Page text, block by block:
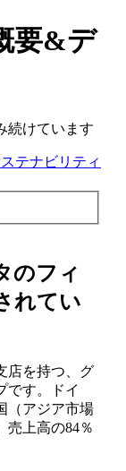
要&デ
続けています
テナビリティ
のフィ
れてい
店を持つ、グ
です。ドイ
（アジア市場
売上高の84％